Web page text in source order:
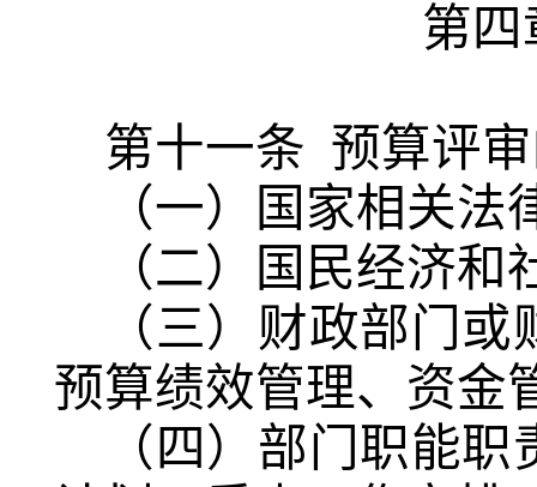
第四
第十一条 预算评
（一）国家相关
（二）国民经济
（三）财政部门
预算绩效管理、资金
（四）部门职能